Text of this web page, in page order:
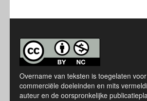
Overname van teksten is toegelaten
commerciële doeleinden en mits
auteur en de oorspronkelijke